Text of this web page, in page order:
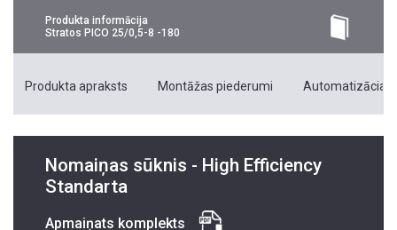
Produkta informācija
Stratos PICO 25/0,5-8 -180
Produkta apraksts Montāžas piederumi Automatizācias
Nomaiņas sūknis - High Efficiency
Standarta
Apmaiņats komplekts